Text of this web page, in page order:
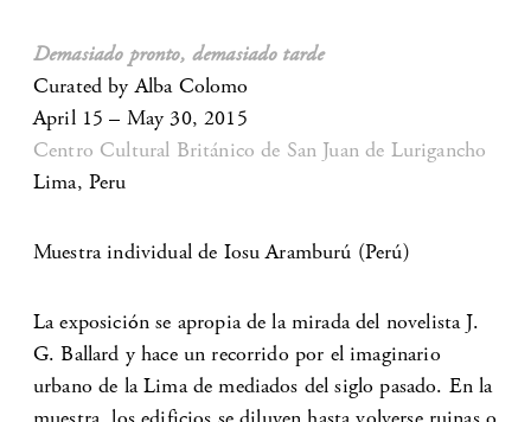
Demasiado pronto, demasiado tarde
Curated by Alba Colomo
April 15 – May 30, 2015
Centro Cultural Británico de San Juan de Lurigancho
Lima, Peru
Muestra individual de Iosu Aramburú (Perú)
La exposición se apropia de la mirada del novelista J.
G. Ballard y hace un recorrido por el imaginario
urbano de la Lima de mediados del siglo pasado. En la